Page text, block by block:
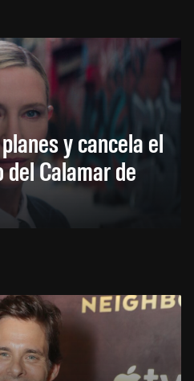
y cancela el
del Calamar de